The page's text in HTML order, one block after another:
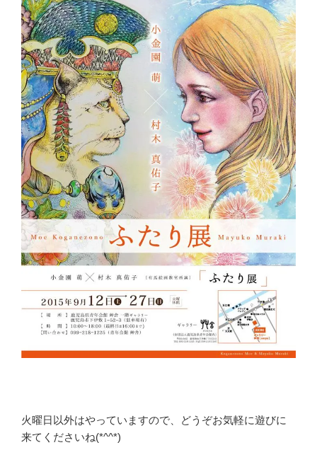
火曜日以外はやっていますので、どうぞお気軽に遊びに
来てくださいね(*^^*)